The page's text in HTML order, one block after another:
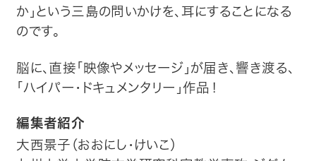
企業情報
か」という三島の問いかけを、耳にすることになる
のです。
脳に、直接「映像やメッセージ」が届き、響き渡る、
「ハイパー・ドキュメンタリー」作品！
編集者紹介
大西景子（おおにし・けいこ）